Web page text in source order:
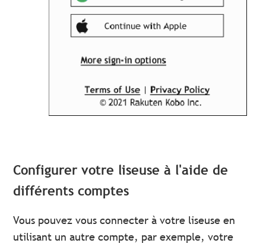
Configurer votre liseuse à l'aide de
différents comptes
Vous pouvez vous connecter à votre liseuse en
utilisant un autre compte, par exemple, votre